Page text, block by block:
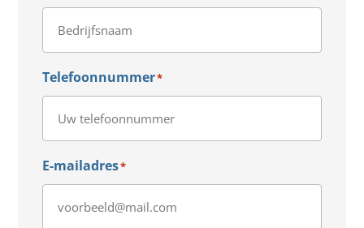
Telefoonnummer*
E-mailadres*